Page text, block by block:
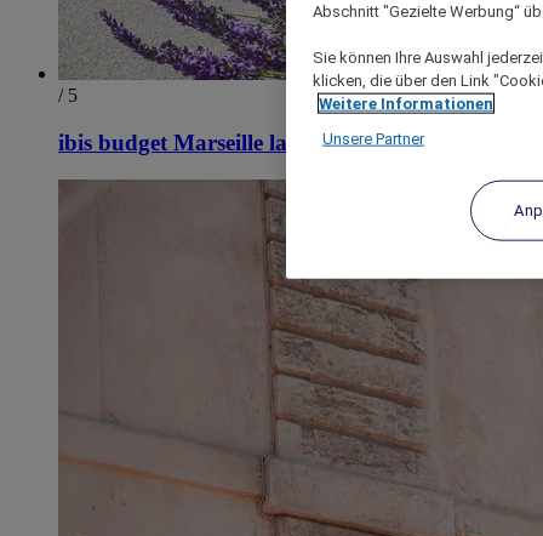
/ 5
ibis budget Marseille la Valentine
Abschnitt "Gezielte Werbung“
Sie können Ihre Auswahl
klicken, die über den Link
Weitere Informationen
Unsere Partner